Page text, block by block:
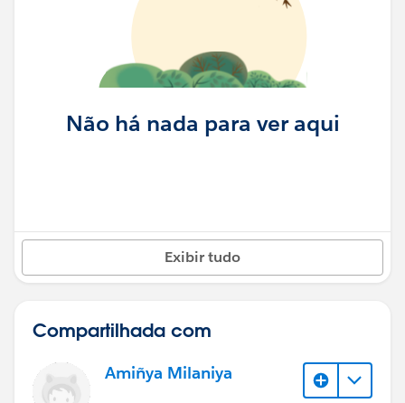
Não há nada para ver aqui
Exibir tudo
Compartilhada com
Amiñya Milaniya